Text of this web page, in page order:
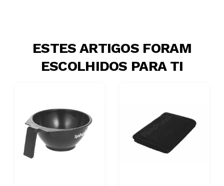
ESTES ARTIGOS FORAM
ESCOLHIDOS PARA TI